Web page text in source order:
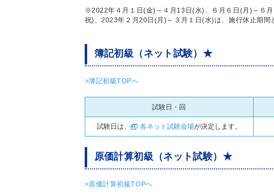
※2022年４月１日(金)～４月13日(水)、６月６日(月)～６
祝)、2023年２月20日(月)～３月１日(水)は、施行休止期間
簿記初級（ネット試験）★
>簿記初級TOPへ
試験日・回
試験日は、 各ネット試験会場が決定します。
原価計算初級（ネット試験）★
>原価計算初級TOPへ